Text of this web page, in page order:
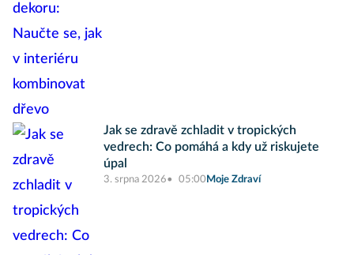
Jak se zdravě zchladit v tropických
vedrech: Co pomáhá a kdy už riskujete
úpal
3. srpna 2026 05:00 Moje Zdraví